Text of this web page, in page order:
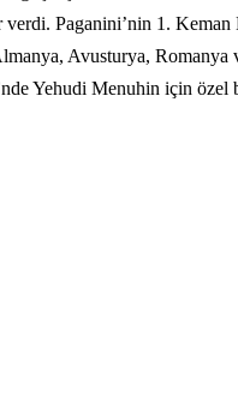
Paganini’nin 1.
Avusturya, Romanya
Yehudi Menuhin için özel